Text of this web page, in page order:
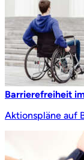
Barrierefreiheit
Aktionspläne auf